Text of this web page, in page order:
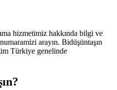
hizmetimiz hakkında bilgi ve
arayın. Bidüşüntaşın
Türkiye genelinde